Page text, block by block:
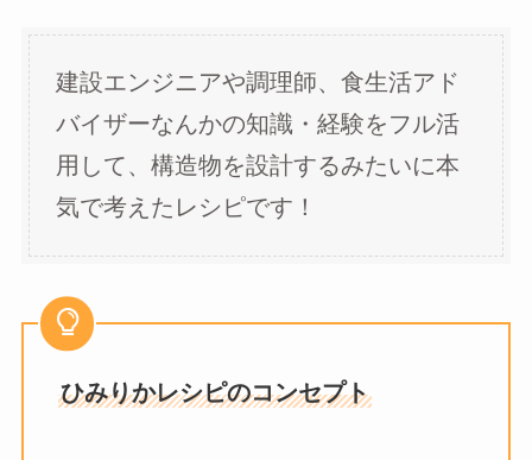
建設エンジニアや調理師、食生活アド
バイザーなんかの知識・経験をフル活
用して、構造物を設計するみたいに本
気で考えたレシピです！
ひみりかレシピのコンセプト